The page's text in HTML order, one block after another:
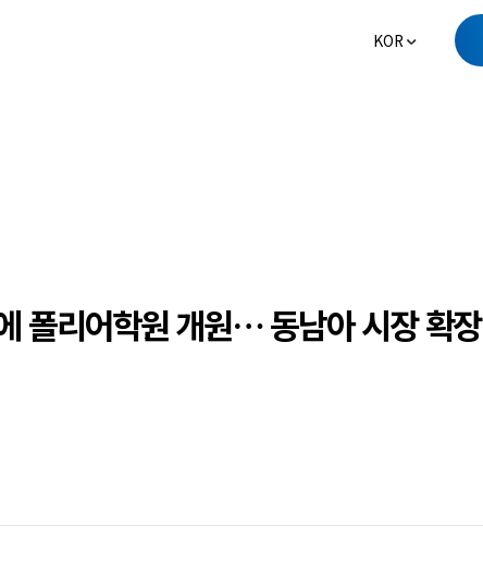
KOR
폴리어학원 개원… 동남아 시장 확장